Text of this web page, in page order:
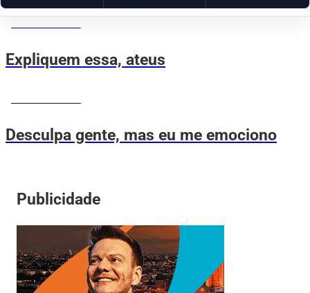
Expliquem essa, ateus
Desculpa gente, mas eu me emociono
Publicidade